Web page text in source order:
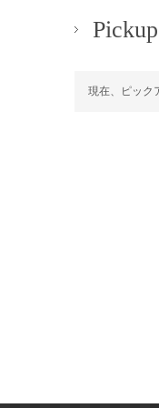
現在、ピック